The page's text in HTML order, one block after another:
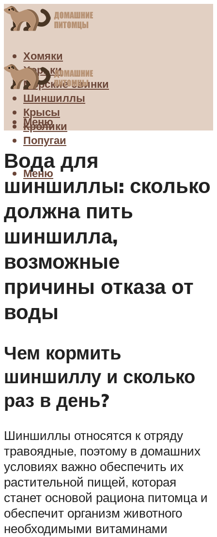
Хомяки
Хорьки
Морские свинки
Шиншиллы
Крысы
Кролики
Попугаи
Меню
Меню
Вода для
шиншиллы: сколько
должна пить
шиншилла,
возможные
причины отказа от
воды
Чем кормить
шиншиллу и сколько
раз в день?
Шиншиллы относятся к отряду
травоядные, поэтому в домашних
условиях важно обеспечить их
растительной пищей, которая
станет основой рациона питомца и
обеспечит организм животного
необходимыми витаминами